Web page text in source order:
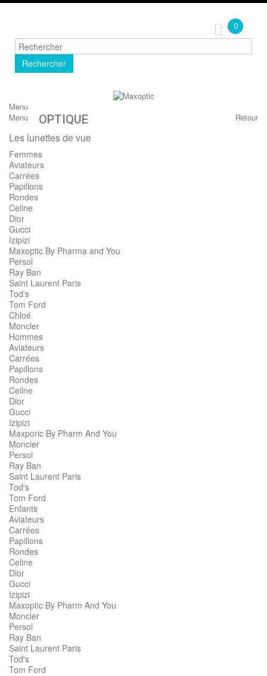
0
Rechercher
Menu
Menu
Retour
OPTIQUE
Les lunettes de vue
Femmes
Aviateurs
Carrées
Papillons
Rondes
Celine
Dior
Gucci
Izipizi
Maxoptic By Pharma and You
Persol
Ray Ban
Saint Laurent Paris
Tod's
Tom Ford
Chloé
Moncler
Hommes
Aviateurs
Carrées
Papillons
Rondes
Celine
Dior
Gucci
Izipizi
Maxporic By Pharm And You
Moncler
Persol
Ray Ban
Saint Laurent Paris
Tod's
Tom Ford
Enfants
Aviateurs
Carrées
Papillons
Rondes
Celine
Dior
Gucci
Izipizi
Maxoptic By Pharm And You
Moncler
Persol
Ray Ban
Saint Laurent Paris
Tod's
Tom Ford